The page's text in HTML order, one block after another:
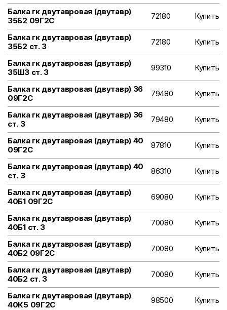
Балка гк двутавровая (двутавр)
35Б2 09Г2С
72180 Купить
Балка гк двутавровая (двутавр)
35Б2 ст. 3
72180 Купить
Балка гк двутавровая (двутавр)
35Ш3 ст. 3
99310 Купить
Балка гк двутавровая (двутавр) 36
09Г2С
79480 Купить
Балка гк двутавровая (двутавр) 36
ст. 3
79480 Купить
Балка гк двутавровая (двутавр) 40
09Г2С
87810 Купить
Балка гк двутавровая (двутавр) 40
ст. 3
86310 Купить
Балка гк двутавровая (двутавр)
40Б1 09Г2С
69080 Купить
Балка гк двутавровая (двутавр)
40Б1 ст. 3
70080 Купить
Балка гк двутавровая (двутавр)
40Б2 09Г2С
70080 Купить
Балка гк двутавровая (двутавр)
40Б2 ст. 3
70080 Купить
Балка гк двутавровая (двутавр)
40К5 09Г2С
98500 Купить